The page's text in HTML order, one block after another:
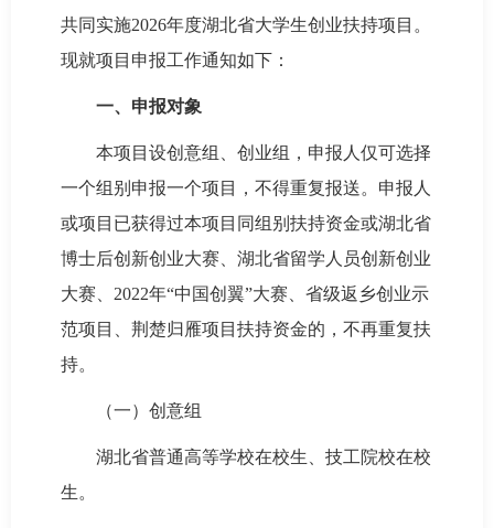
共同实施2026年度湖北省大学生创业扶持项目。
现就项目申报工作通知如下：
一、申报对象
本项目设创意组、创业组，申报人仅可选择
一个组别申报一个项目，不得重复报送。申报人
或项目已获得过本项目同组别扶持资金或湖北省
博士后创新创业大赛、湖北省留学人员创新创业
大赛、2022年“中国创翼”大赛、省级返乡创业示
范项目、荆楚归雁项目扶持资金的，不再重复扶
持。
（一）创意组
湖北省普通高等学校在校生、技工院校在校
生。